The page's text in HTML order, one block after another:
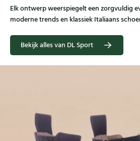
Elk ontwerp weerspiegelt een zorgvuldig
moderne trends en klassiek Italiaans
Bekijk alles van DL Sport